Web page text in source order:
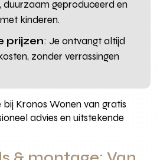
duurzaam geproduceerd en
kinderen.
prijzen: Je ontvangt altijd
zonder verrassingen
Kronos Wonen van gratis
advies en uitstekende